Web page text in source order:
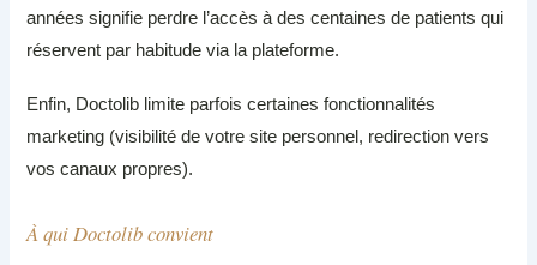
années signifie perdre l’accès à des centaines de patients qui
réservent par habitude via la plateforme.
Enfin, Doctolib limite parfois certaines fonctionnalités
marketing (visibilité de votre site personnel, redirection vers
vos canaux propres).
À qui Doctolib convient